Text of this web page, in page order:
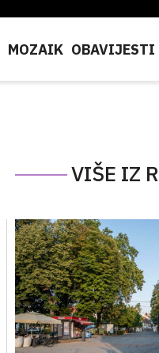
MOZAIK OBAVIJESTI
VIŠE IZ